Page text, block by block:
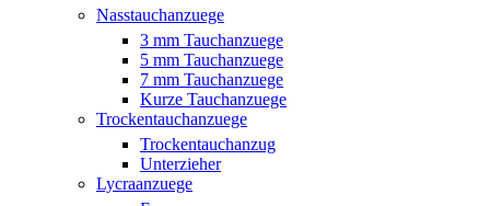
Nasstauchanzuege
3 mm Tauchanzuege
5 mm Tauchanzuege
7 mm Tauchanzuege
Kurze Tauchanzuege
Trockentauchanzuege
Trockentauchanzug
Unterzieher
Lycraanzuege